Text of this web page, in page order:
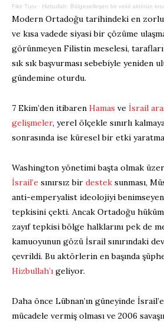
Fikir Turu · Hizbullah: Bölgeselleşen bir vekil aktörün
Modern Ortadoğu tarihindeki en
ve kısa vadede siyasi bir çözüme
görünmeyen Filistin meselesi,
sık sık başvurması sebebiyle yeniden
gündemine oturdu.
7 Ekim’den itibaren Hamas ve İsrail
gelişmeler, yerel ölçekle sınırlı
sonrasında ise küresel bir etki
Washington yönetimi başta olmak
İsrail’e sınırsız bir destek sunması,
anti-emperyalist ideolojiyi
tepkisini çekti. Ancak Ortadoğu
zayıf tepkisi bölge halklarını pek de
kamuoyunun gözü İsrail sınırındaki
çevrildi. Bu aktörlerin en başında
Hizbullah’ı geliyor.
Daha önce Lübnan’ın güneyinde
mücadele vermiş olması ve 2006